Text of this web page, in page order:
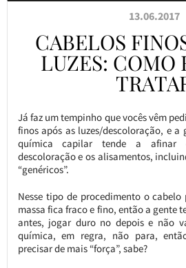
13.06.2017
CABELOS
LUZES: COMO
Já faz um tempinho que vocês vêm
finos após as luzes/descoloração, e a
química capilar tende a afinar
descoloração e os alisamentos,
“genéricos”.
Nesse tipo de procedimento o cabelo
massa fica fraco e fino, então a gente
antes, jogar duro no depois e não
química, em regra, não para,
precisar de mais “força”, sabe?